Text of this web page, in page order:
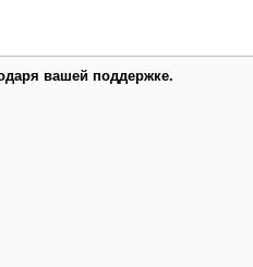
вашей поддержке.